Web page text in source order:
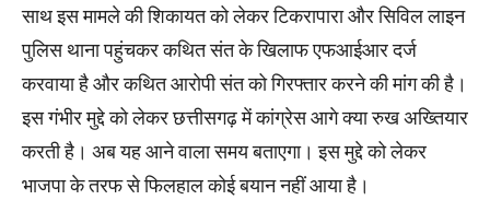
साथ इस मामले की शिकायत को लेकर टिकरापारा और सिविल लाइन
पुलिस थाना पहुंचकर कथित संत के खिलाफ एफआईआर दर्ज
करवाया है और कथित आरोपी संत को गिरफ्तार करने की मांग की है।
इस गंभीर मुद्दे को लेकर छत्तीसगढ़ में कांग्रेस आगे क्या रुख अख्तियार
करती है। अब यह आने वाला समय बताएगा। इस मुद्दे को लेकर
भाजपा के तरफ से फिलहाल कोई बयान नहीं आया है।